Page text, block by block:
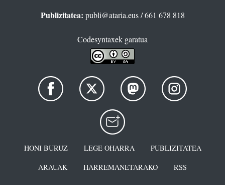
Publizitatea: publi@ataria.eus/ 661 678 818
Codesyntaxek garatua
HONI BURUZ LEGE OHARRA
PUBLIZITATEA
ARAUAK
HARREMANETARAKO RSS